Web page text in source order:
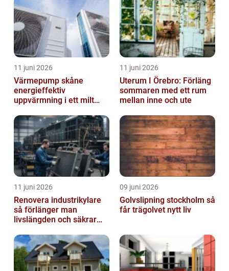
11 juni 2026
Värmepump skåne
energieffektiv
uppvärmning i ett milt
11 juni 2026
Uterum I Örebro: Förläng
sommaren med ett rum
mellan inne och ute
11 juni 2026
Renovera industrikylare
så förlänger man
livslängden och säkrar
09 juni 2026
Golvslipning stockholm så
får trägolvet nytt liv